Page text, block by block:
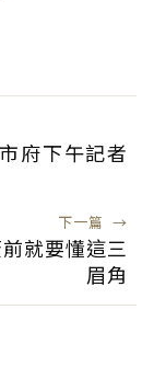
府下午記者
下一篇 →
就要懂這三
眉角